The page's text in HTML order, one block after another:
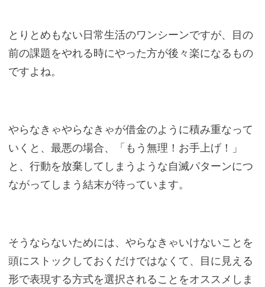
とりとめもない日常生活のワンシーンですが、目の
前の課題をやれる時にやった方が後々楽になるもの
ですよね。
やらなきゃやらなきゃが借金のように積み重なって
いくと、最悪の場合、「もう無理！お手上げ！」
と、行動を放棄してしまうような自滅パターンにつ
ながってしまう結末が待っています。
そうならないためには、やらなきゃいけないことを
頭にストックしておくだけではなくて、目に見える
形で表現する方式を選択されることをオススメしま